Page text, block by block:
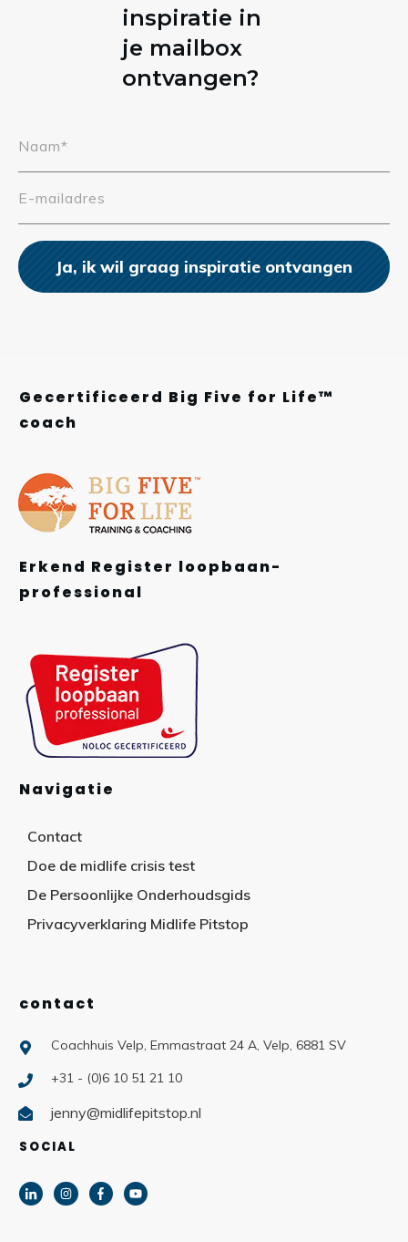
inspiratie in
je mailbox
ontvangen?
Ja, ik wil graag inspiratie ontvangen
Gecertificeerd Big Five for Life™
coach
Erkend Register loopbaan-
professional
Navigatie
Contact
Doe de midlife crisis test
De Persoonlijke Onderhoudsgids
Privacyverklaring Midlife Pitstop
contact
Coachhuis Velp, Emmastraat 24 A, Velp, 6881 SV
+31 - (0)6 10 51 21 10
jenny@midlifepitstop.nl
SOCIAL